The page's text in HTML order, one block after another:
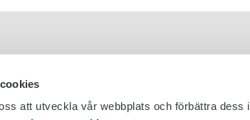
att utveckla vår webbplats och förbättra dess